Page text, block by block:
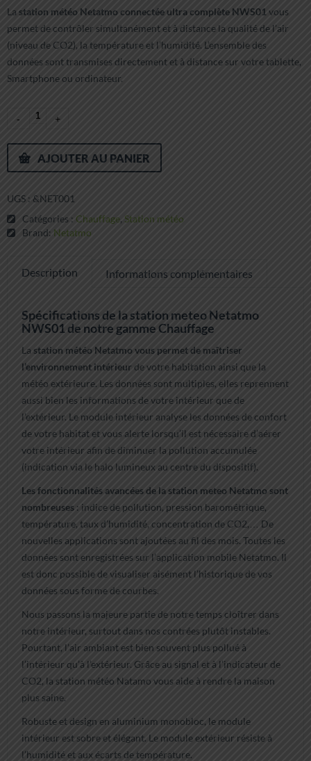
La station météo Netatmo connectée ultra complète NWS01 vous
permet de contrôler simultanément et à distance la qualité de l’air
(niveau de CO2), la température et l’humidité. L’ensemble des
données sont transmises directement et à distance sur votre tablette,
Smartphone ou ordinateur.
AJOUTER AU PANIER
UGS : &NET001
Catégories : Chauffage, Station météo
Brand: Netatmo
Description Informations complémentaires
Spécifications de la station meteo Netatmo
NWS01 de notre gamme Chauffage
La station météo Netatmo vous permet de maîtriser
l’environnement intérieur de votre habitation ainsi que la
météo extérieure. Les données sont multiples, elles reprennent
aussi bien les informations de votre intérieur que de
l’extérieur. Le module intérieur analyse les données de confort
de votre habitat et vous alerte lorsqu’il est nécessaire d’aérer
votre intérieur afin de diminuer la pollution accumulée
(indication via le halo lumineux au centre du dispositif).
Les fonctionnalités avancées de la station meteo Netatmo sont
nombreuses : indice de pollution, pression barométrique,
température, taux d’humidité, concentration de CO2,… De
nouvelles applications sont ajoutées au fil des mois. Toutes les
données sont enregistrées sur l’application mobile Netatmo. Il
est donc possible de visualiser aisément l’historique de vos
données sous forme de courbes.
Nous passons la majeure partie de notre temps cloîtrer dans
notre intérieur, surtout dans nos contrées plutôt instables.
Pourtant, l’air ambiant est bien souvent plus pollué à
l’intérieur qu’à l’extérieur. Grâce au signal et à l’indicateur de
CO2, la station météo Natamo vous aide à rendre la maison
plus saine.
Robuste et design en aluminium monobloc, le module
intérieur est sobre et élégant. Le module extérieur résiste à
l’humidité et aux écarts de température.